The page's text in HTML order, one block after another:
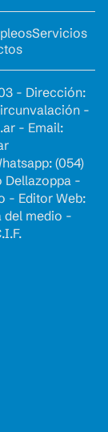
Servicios
- Dirección:
-
- Email:
(054)
Dellazoppa -
- Editor Web:
del medio -